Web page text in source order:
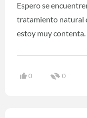
Espero se
tratamiento natural
estoy muy contenta.
0 0